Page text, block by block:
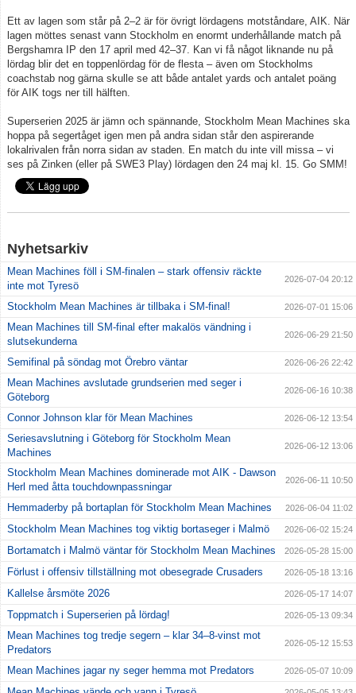
Ett av lagen som står på 2–2 är för övrigt lördagens motståndare, AIK. När
lagen möttes senast vann Stockholm en enormt underhållande match på
Bergshamra IP den 17 april med 42–37. Kan vi få något liknande nu på
lördag blir det en toppenlördag för de flesta – även om Stockholms
coachstab nog gärna skulle se att både antalet yards och antalet poäng
för AIK togs ner till hälften.
Superserien 2025 är jämn och spännande, Stockholm Mean Machines ska
hoppa på segertåget igen men på andra sidan står den aspirerande
lokalrivalen från norra sidan av staden. En match du inte vill missa – vi
ses på Zinken (eller på SWE3 Play) lördagen den 24 maj kl. 15. Go SMM!
Nyhetsarkiv
Mean Machines föll i SM-finalen – stark offensiv räckte
inte mot Tyresö
2026-07-04 20:12
Stockholm Mean Machines är tillbaka i SM-final! 2026-07-01 15:06
Mean Machines till SM-final efter makalös vändning i
slutsekunderna
2026-06-29 21:50
Semifinal på söndag mot Örebro väntar 2026-06-26 22:42
Mean Machines avslutade grundserien med seger i
Göteborg
2026-06-16 10:38
Connor Johnson klar för Mean Machines 2026-06-12 13:54
Seriesavslutning i Göteborg för Stockholm Mean
Machines
2026-06-12 13:06
Stockholm Mean Machines dominerade mot AIK - Dawson
Herl med åtta touchdownpassningar
2026-06-11 10:50
Hemmaderby på bortaplan för Stockholm Mean Machines 2026-06-04 11:02
Stockholm Mean Machines tog viktig bortaseger i Malmö 2026-06-02 15:24
Bortamatch i Malmö väntar för Stockholm Mean Machines 2026-05-28 15:00
Förlust i offensiv tillställning mot obesegrade Crusaders 2026-05-18 13:16
Kallelse årsmöte 2026 2026-05-17 14:07
Toppmatch i Superserien på lördag! 2026-05-13 09:34
Mean Machines tog tredje segern – klar 34–8-vinst mot
Predators
2026-05-12 15:53
Mean Machines jagar ny seger hemma mot Predators 2026-05-07 10:09